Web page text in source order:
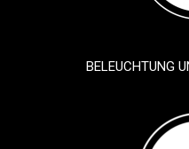
BELEUCHTUNG